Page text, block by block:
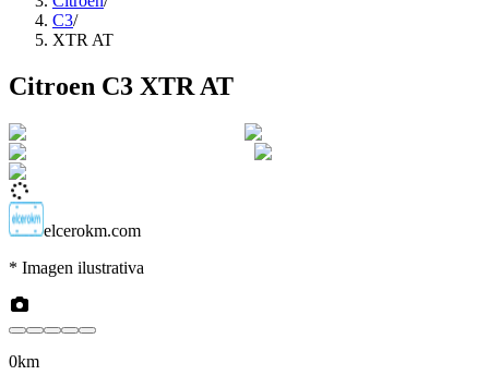
C3/
XTR AT
Citroen C3 XTR AT
elcerokm.com
* Imagen ilustrativa
0km